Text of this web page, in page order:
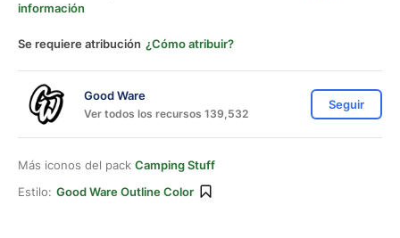
información
Se requiere atribución ¿Cómo atribuir?
Good Ware
Ver todos los recursos 139,532
Seguir
Más iconos del pack Camping Stuff
Estilo: Good Ware Outline Color